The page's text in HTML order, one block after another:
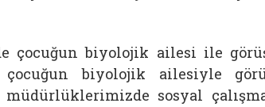
çocuğun biyolojik ailesi ile
çocuğun biyolojik ailesiyle
sosyal